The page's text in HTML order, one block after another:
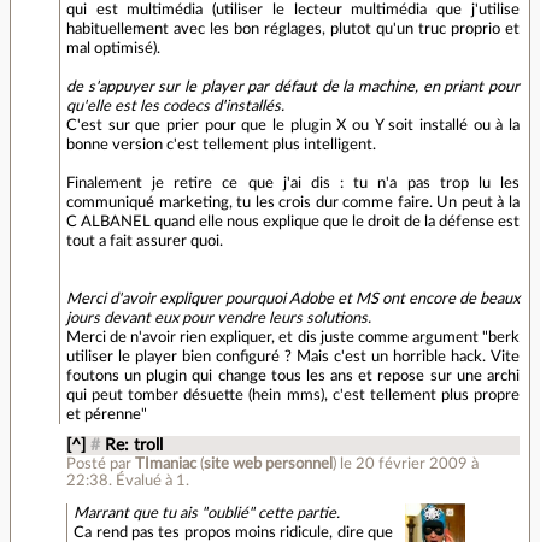
qui est multimédia (utiliser le lecteur multimédia que j'utilise
habituellement avec les bon réglages, plutot qu'un truc proprio et
mal optimisé).
de s'appuyer sur le player par défaut de la machine, en priant pour
qu'elle est les codecs d'installés.
C'est sur que prier pour que le plugin X ou Y soit installé ou à la
bonne version c'est tellement plus intelligent.
Finalement je retire ce que j'ai dis : tu n'a pas trop lu les
communiqué marketing, tu les crois dur comme faire. Un peut à la
C ALBANEL quand elle nous explique que le droit de la défense est
tout a fait assurer quoi.
Merci d'avoir expliquer pourquoi Adobe et MS ont encore de beaux
jours devant eux pour vendre leurs solutions.
Merci de n'avoir rien expliquer, et dis juste comme argument "berk
utiliser le player bien configuré ? Mais c'est un horrible hack. Vite
foutons un plugin qui change tous les ans et repose sur une archi
qui peut tomber désuette (hein mms), c'est tellement plus propre
et pérenne"
[^] # Re: troll
Posté parTImaniac(site web personnel ) le 20 février 2009 à
22:38. Évalué à 1 .
Marrant que tu ais "oublié" cette partie.
Ca rend pas tes propos moins ridicule, dire que